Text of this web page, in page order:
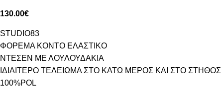
130.00€
STUDIO83
ΦΟΡΕΜΑ ΚΟΝΤΟ ΕΛΑΣΤΙΚΟ
ΝΤΕΣΕΝ ΜΕ ΛΟΥΛΟΥΔΑΚΙΑ
ΙΔΙΑΙΤΕΡΟ ΤΕΛΕΙΩΜΑ ΣΤΟ ΚΑΤΩ ΜΕΡΟΣ ΚΑΙ ΣΤΟ ΣΤΗΘΟΣ
100%POL